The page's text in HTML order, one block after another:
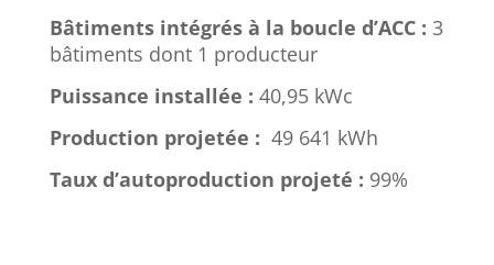
Bâtiments intégrés à la boucle d’ACC : 3
bâtiments dont 1 producteur
Puissance installée : 40,95 kWc
Production projetée : 49 641 kWh
Taux d’autoproduction projeté : 99%